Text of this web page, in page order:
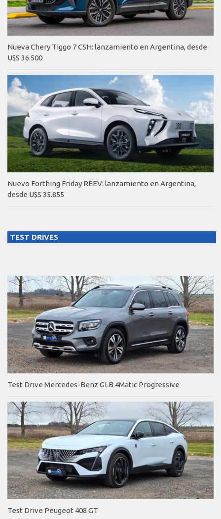
Nueva Chery Tiggo 7 CSH: lanzamiento en Argentina, desde
U$S 36.500
Nuevo Forthing Friday REEV: lanzamiento en Argentina,
desde U$S 35.855
TEST DRIVES
Test Drive Mercedes-Benz GLB 4Matic Progressive
Test Drive Peugeot 408 GT